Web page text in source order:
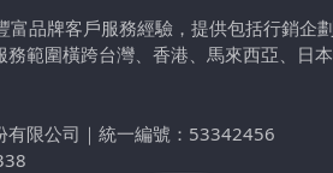
富品牌客戶服務經驗，提供包括行銷企
務範圍橫跨台灣、香港、馬來西亞、日
有限公司 ｜ 統一編號：53342456